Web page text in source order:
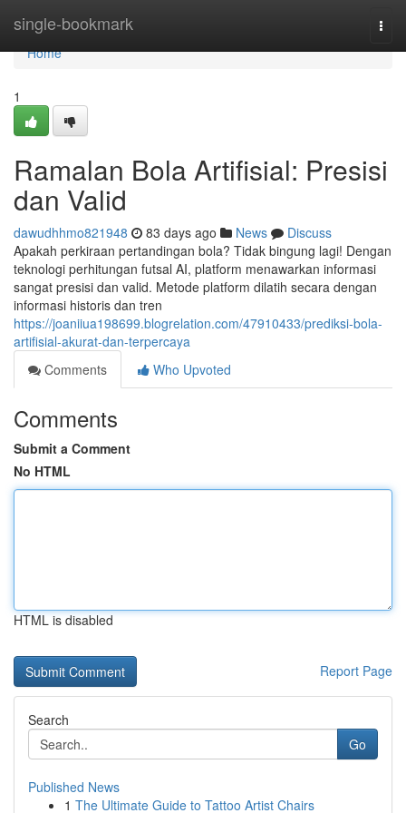
single-bookmark
Home
Home
1
Ramalan Bola Artifisial: Presisi
dan Valid
dawudhhmo821948 83 days ago News
Discuss
Apakah perkiraan pertandingan bola? Tidak bingung lagi! Dengan
teknologi perhitungan futsal AI, platform menawarkan informasi
sangat presisi dan valid. Metode platform dilatih secara dengan
informasi historis dan tren
https://joaniiua198699.blogrelation.com/47910433/prediksi-bola-
artifisial-akurat-dan-terpercaya
Comments
Who Upvoted
Comments
Submit a Comment
No HTML
HTML is disabled
Report Page
Search
Go
Published News
1 The Ultimate Guide to Tattoo Artist Chairs